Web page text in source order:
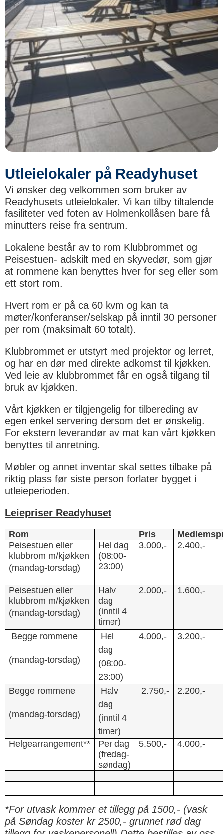
Utleielokaler på Readyhuset
Vi ønsker deg velkommen som bruker av
Readyhusets utleielokaler. Vi kan tilby tiltalende
fasiliteter ved foten av Holmenkollåsen bare få
minutters reise fra sentrum.
Lokalene består av to rom Klubbrommet og
Peisestuen- adskilt med en skyvedør, som gjør
at rommene kan benyttes hver for seg eller som
ett stort rom.
Hvert rom er på ca 60 kvm og kan ta
møter/konferanser/selskap på inntil 30 personer
per rom (maksimalt 60 totalt).
Klubbrommet er utstyrt med projektor og lerret,
og har en dør med direkte adkomst til kjøkken.
Ved leie av klubbrommet får en også tilgang til
bruk av kjøkken.
Vårt kjøkken er tilgjengelig for tilbereding av
egen enkel servering dersom det er ønskelig.
For ekstern leverandør av mat kan vårt kjøkken
benyttes til anretning.
Møbler og annet inventar skal settes tilbake på
riktig plass før siste person forlater bygget i
utleieperioden.
Leiepriser Readyhuset
Rom Pris
Peisestuen eller
klubbrom m/kjøkken
(mandag-torsdag)
Hel dag
(08:00-
23:00)
3.000,- 2.400,-
Peisestuen eller
klubbrom m/kjøkken
(mandag-torsdag)
Halv
dag
(inntil 4
timer)
2.000,- 1.600,-
Begge rommene
(mandag-torsdag)
Hel
dag
(08:00-
23:00)
4.000,- 3.200,-
Begge rommene
(mandag-torsdag)
Halv
dag
(inntil 4
timer)
2.750,- 2.200,-
Helgearrangement**
Per dag
(fredag-
søndag)
5.500,- 4.000,-
*For utvask kommer et tillegg på 1500,- (vask
på Søndag koster kr 2500,- grunnet rød dag